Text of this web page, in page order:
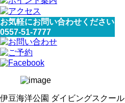
お気軽にお問い合わせください
0557-51-7777
伊豆海洋公園 ダイビングスクール